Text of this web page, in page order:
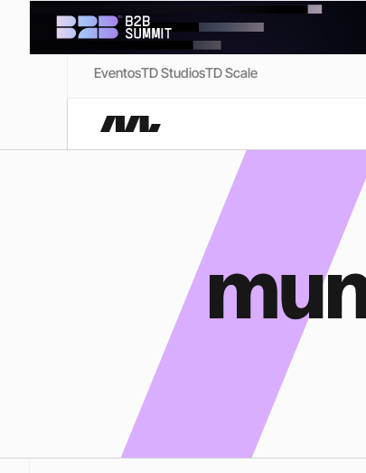
EventosTD StudiosTD Scale